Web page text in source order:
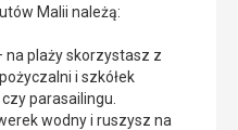
Malii należą:
na plaży skorzystasz z
i szkółek
parasailingu.
wodny i ruszysz na